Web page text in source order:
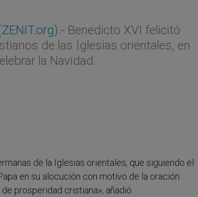
ZENIT.org).- Benedicto XVI felicitó
de las Iglesias orientales, en
la Navidad.
de la Iglesias orientales, que siguiendo el
en su alocución con motivo de la oración
prosperidad cristiana», añadió.